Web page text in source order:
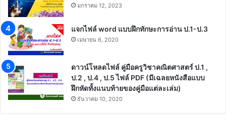
มกราคม 12, 2023
แจกไฟล์ word แบบฝึกทักษะการอ่าน ป.1-ป.3
เมษายน 6, 2020
ดาวน์โหลดไฟล์ คู่มือครูวิชาคณิตศาสตร์ ป.1 ,
ป.2 , ป.4 , ป.5 ไฟล์ PDF (มีเฉลยหนังสือแบบ
ฝึกหัดทั้งแนบท้ายของคู่มือแต่ละเล่ม)
ธันวาคม 10, 2020